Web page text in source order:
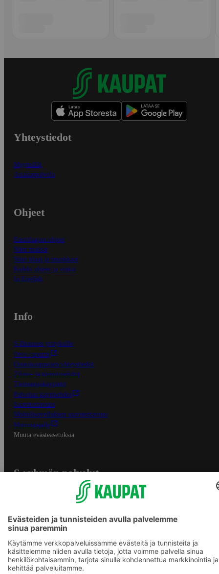
Yhteystiedot
Myymälät
Asiakaspalvelu
Ohjeet
Ensitilaajan ohjeet
Näin maksat
Näin tilaat ja muokkaat
Kaikki ohjeet ja vinkit
In English
Info
S-Business yrityksille
Oiva-raportit
Osuuskauppojen yhteystiedot
Tilaus- ja toimitusehdot
Tietosuojakäytäntö
Palvelun käyttöehdot
Saavutettavuus
Mobiilisovelluksen saavutettavuus
Mainostajalle
Muuta evästeasetuksia
S-ryhmän palvelut
Yhteishyvä Ruoka -sovellus
S-ostoslista -sovellus
Prisma.fi
Sokos.fi
S-Pankki